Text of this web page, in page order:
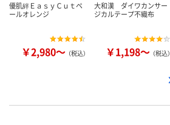
優肌絆ＥａｓｙＣｕｔペ
ールオレンジ
￥2,980～ （税込）
大和漢 ダイワカンサー
ジカルテープ不織布
￥1,198～ （税込）